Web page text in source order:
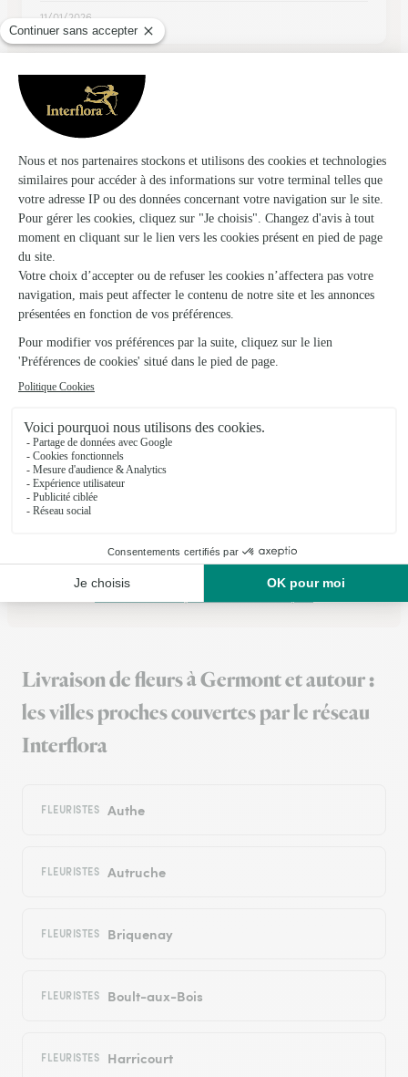
11/01/2026
★ ★ ★
Simple et efficace
Simple, efficace
02/05/2026
★ ★ ★ ★ ★
Service efficace et rapide
Service efficace et rapide. Les fleurs livrées étaient
magnifiques.
07/05/2026
Un bouquet et du chocolat pour la St Val
Commandé le 09-02-26, je suis bien livré le 13-02-26 comme
convenu. Bouquet parfait et boite de chocolat bien présentée,
avec la carte et le texte. Très satisfait.
Trustpilot Échantillon d'avis clients fourni via Trustpilot.Voir tous
Livraison de fleurs à Germont et autour :
les villes proches couvertes par le réseau
Interflora
FLEURISTES Authe
FLEURISTES Autruche
FLEURISTES Briquenay
FLEURISTES Boult-aux-Bois
FLEURISTES Harricourt